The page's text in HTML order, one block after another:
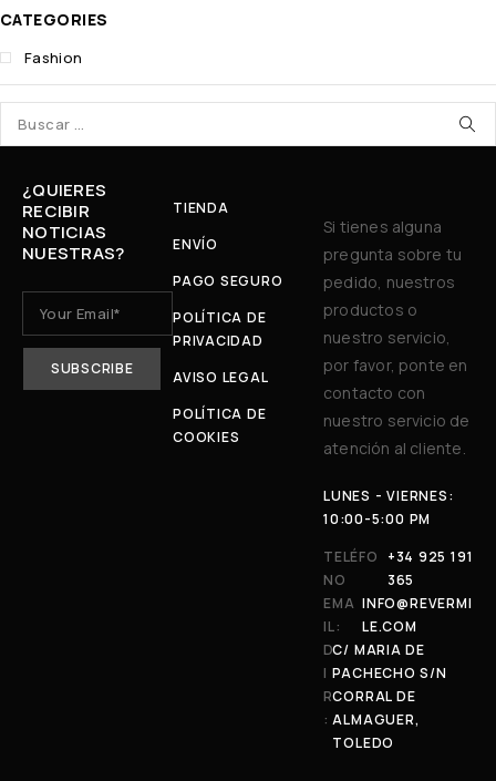
CATEGORIES
Fashion
¿QUIERES
RECIBIR
NOTICIAS
NUESTRAS?
TIENDA
ENVÍO
PAGO SEGURO
POLÍTICA DE
PRIVACIDAD
AVISO LEGAL
POLÍTICA DE
COOKIES
Si tienes alguna
pregunta sobre tu
pedido, nuestros
productos o
nuestro servicio,
por favor, ponte en
contacto con
nuestro servicio de
atención al cliente.
LUNES - VIERNES:
10:00-5:00 PM
TELÉFO
NO
+34 925 191
365
EMA
IL:
INFO@REVERMI
LE.COM
D
I
R
:
C/ MARIA DE
PACHECHO S/N
CORRAL DE
ALMAGUER,
TOLEDO